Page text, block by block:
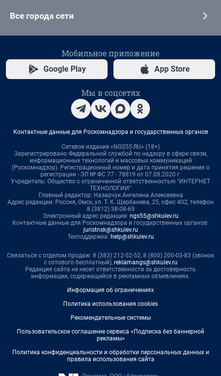
Все города сети
Мобильное приложение
Google Play App Store
Мы в соцсетях
Контактные данные для Роскомнадзора и государственных органов
Сетевое издание «NGS55.RU» (18+)
Зарегистрировано Федеральной службой по надзору в сфере связи,
информационных технологий и массовых коммуникаций
(Роскомнадзор). Регистрационный номер и дата принятия решения о
регистрации - ЭЛ № ФС 77 - 78819 от 07.08.2020 г.
Учредитель: Общество с ограниченной ответственностью "ИНТЕРНЕТ
ТЕХНОЛОГИИ"
Главный редактор: Назарчук Ангелина Алексеевна
Адрес редакции: Россия, Омск, ул. Т. К. Щербанева, 25, офис 402, телефон
8 (3812) 38-08-69
Электронный адрес редакции: ngs55@shkulev.ru
Контактные данные для Роскомнадзора и государственных органов:
juristnsk@shkulev.ru
Техподдержка: help@shkulev.ru
Связаться с отделом продаж: 8 (383) 212-52-52, 8 (800) 200-03-83 (звонок
с сотового бесплатный), reklamangs@shkulev.ru
Редакция сайта не несет ответственности за достоверность
информации, содержащейся в рекламных объявлениях.
Информация об ограничениях
Политика использования cookies
Рекомендательные системы
Пользовательское соглашение сервиса «Подписка без баннерной
рекламы»
Политика конфиденциальности и обработки персональных данных и
правила использования сайта